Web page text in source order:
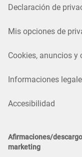
Declaración de
Mis opciones de
Cookies, anuncios y
Informaciones
Accesibilidad
Afirmaciones/
marketing